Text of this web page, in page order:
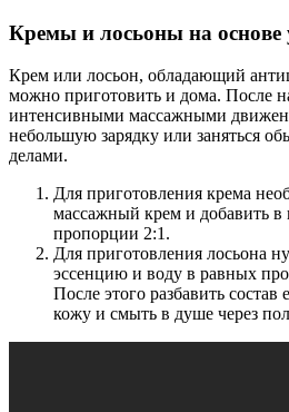
Кремы и лосьоны на основе
Крем или лосьон, обладающий
можно приготовить и дома. После
интенсивными массажными
небольшую зарядку или заняться
делами.
Для приготовления крема
массажный крем и добавить в
пропорции 2:1.
Для приготовления лосьона
эссенцию и воду в равных
После этого разбавить
кожу и смыть в душе через